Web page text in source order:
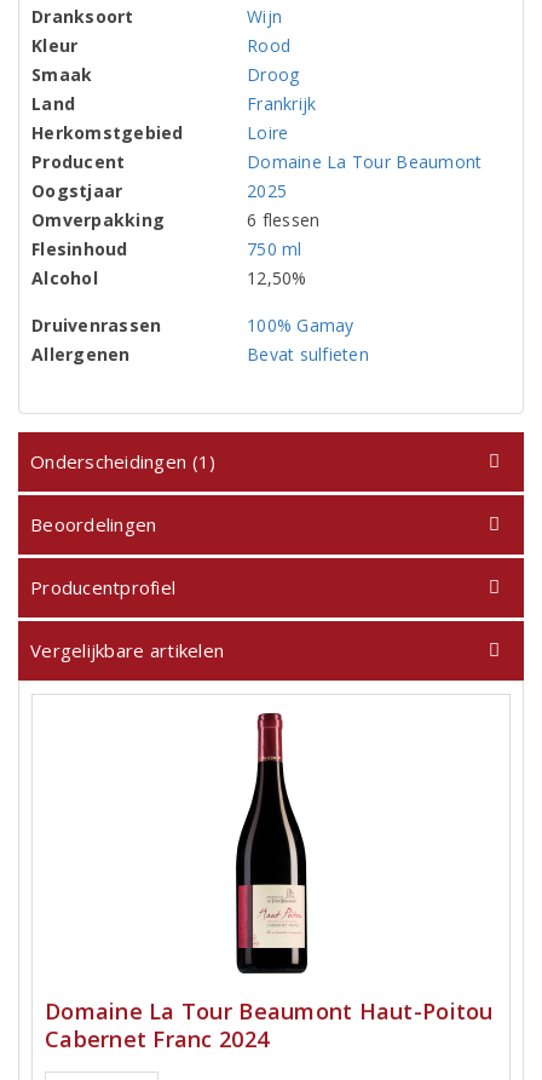
Dranksoort
Wijn
Kleur
Rood
Smaak
Droog
Land
Frankrijk
Herkomstgebied
Loire
Producent
Domaine La Tour Beaumont
Oogstjaar
2025
Omverpakking
6 flessen
Flesinhoud
750 ml
Alcohol
12,50%
Druivenrassen
100% Gamay
Allergenen
Bevat sulfieten
Onderscheidingen (1)
Beoordelingen
Producentprofiel
Vergelijkbare artikelen
Domaine La Tour Beaumont Haut-Poitou
Cabernet Franc 2024